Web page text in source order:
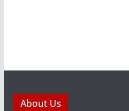
About Us